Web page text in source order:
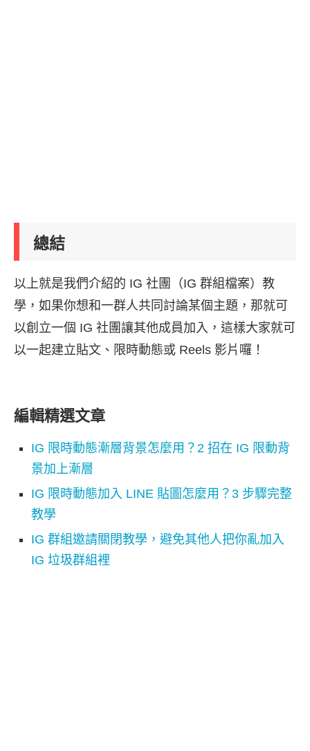
總結
以上就是我們介紹的 IG 社團（IG 群組檔案）教
學，如果你想和一群人共同討論某個主題，那就可
以創立一個 IG 社團讓其他成員加入，這樣大家就可
以一起建立貼文、限時動態或 Reels 影片囉！
編輯精選文章
IG 限時動態漸層背景怎麼用？2 招在 IG 限動背
景加上漸層
IG 限時動態加入 LINE 貼圖怎麼用？3 步驟完整
教學
IG 群組邀請關閉教學，避免其他人把你亂加入
IG 垃圾群組裡